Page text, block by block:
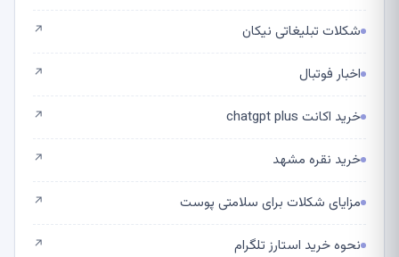
شکلات تبلیغاتی نیکان ↗
اخبار فوتبال ↗
خرید اکانت chatgpt plus ↗
خرید نقره مشهد ↗
مزایای شکلات برای سلامتی پوست ↗
نحوه خرید استارز تلگرام ↗